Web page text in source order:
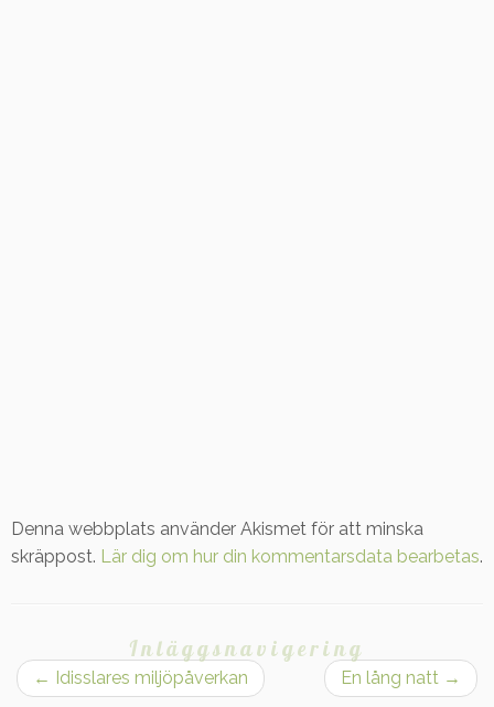
Denna webbplats använder Akismet för att minska
skräppost. Lär dig om hur din kommentarsdata bearbetas.
Inläggsnavigering
← Idisslares miljöpåverkan En lång natt →